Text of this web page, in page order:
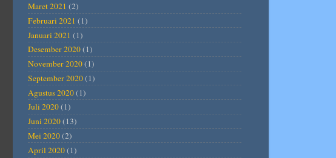
Maret 2021 (2)
Februari 2021 (1)
Januari 2021 (1)
Desember 2020(1)
November 2020(1)
September 2020(1)
Agustus 2020(1)
Juli 2020(1)
Juni 2020(13)
Mei 2020(2)
April 2020(1)